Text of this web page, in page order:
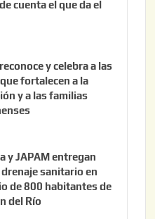
cuenta el que da el
y celebra a las
fortalecen a la
y a las familias
y JAPAM entregan
sanitario en
de 800 habitantes de
del Río